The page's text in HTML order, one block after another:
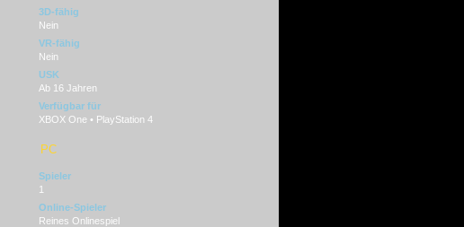
3D-fähig
Nein
VR-fähig
Nein
USK
Ab 16 Jahren
Verfügbar für
XBOX One • PlayStation 4
PC
Spieler
1
Online-Spieler
Reines Onlinespiel